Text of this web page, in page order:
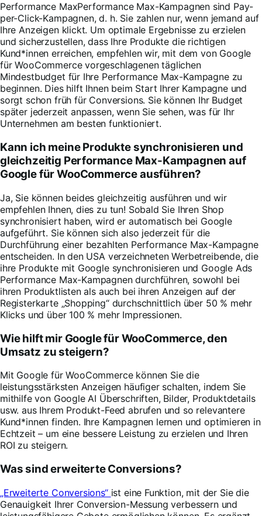
Performance MaxPerformance Max-Kampagnen sind Pay-
per-Click-Kampagnen, d. h. Sie zahlen nur, wenn jemand auf
Ihre Anzeigen klickt. Um optimale Ergebnisse zu erzielen
und sicherzustellen, dass Ihre Produkte die richtigen
Kund*innen erreichen, empfehlen wir, mit dem von Google
für WooCommerce vorgeschlagenen täglichen
Mindestbudget für Ihre Performance Max-Kampagne zu
beginnen. Dies hilft Ihnen beim Start Ihrer Kampagne und
sorgt schon früh für Conversions. Sie können Ihr Budget
später jederzeit anpassen, wenn Sie sehen, was für Ihr
Unternehmen am besten funktioniert.
Kann ich meine Produkte synchronisieren und
gleichzeitig Performance Max-Kampagnen auf
Google für WooCommerce ausführen?
Ja, Sie können beides gleichzeitig ausführen und wir
empfehlen Ihnen, dies zu tun! Sobald Sie Ihren Shop
synchronisiert haben, wird er automatisch bei Google
aufgeführt. Sie können sich also jederzeit für die
Durchführung einer bezahlten Performance Max-Kampagne
entscheiden. In den USA verzeichneten Werbetreibende, die
ihre Produkte mit Google synchronisieren und Google Ads
Performance Max-Kampagnen durchführen, sowohl bei
ihren Produktlisten als auch bei ihren Anzeigen auf der
Registerkarte „Shopping“ durchschnittlich über 50 % mehr
Klicks und über 100 % mehr Impressionen.
Wie hilft mir Google für WooCommerce, den
Umsatz zu steigern?
Mit Google für WooCommerce können Sie die
leistungsstärksten Anzeigen häufiger schalten, indem Sie
mithilfe von Google AI Überschriften, Bilder, Produktdetails
usw. aus Ihrem Produkt-Feed abrufen und so relevantere
Kund*innen finden. Ihre Kampagnen lernen und optimieren in
Echtzeit – um eine bessere Leistung zu erzielen und Ihren
ROI zu steigern.
Was sind erweiterte Conversions?
„Erweiterte Conversions“ ist eine Funktion, mit der Sie die
Genauigkeit Ihrer Conversion-Messung verbessern und